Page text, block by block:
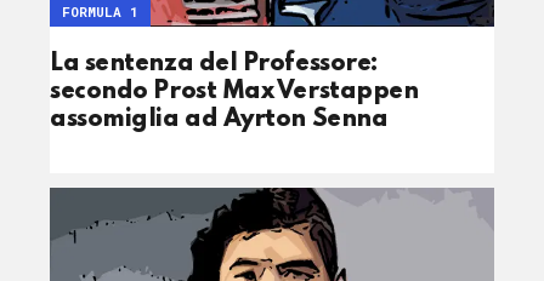
La sentenza del Professore:
secondo Prost Max Verstappen
assomiglia ad Ayrton Senna
FORMULA 1